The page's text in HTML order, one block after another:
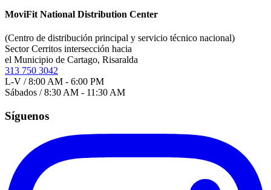
MoviFit National Distribution Center
(Centro de distribución principal y servicio técnico nacional)
Sector Cerritos intersección hacia
el Municipio de Cartago, Risaralda
313 750 3042
L-V / 8:00 AM - 6:00 PM
Sábados / 8:30 AM - 11:30 AM
Síguenos